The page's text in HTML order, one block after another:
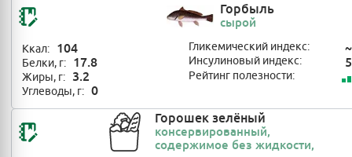
Горбыль
сырой
Ккал: 104
Белки, г: 17.8
Жиры, г: 3.2
Углеводы, г: 0
Гликемический индекс: ~
Инсулиновый индекс:
Рейтинг полезности:
Горошек зелёный
консервированный,
содержимое без жидкости,